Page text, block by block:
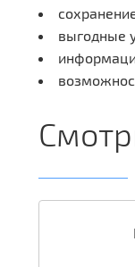
выгодные